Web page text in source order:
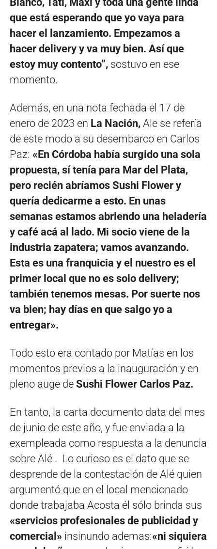
que está esperando que yo vaya para
hacer el lanzamiento. Empezamos a
hacer delivery y va muy bien. Así que
estoy muy contento”, sostuvo en ese
momento.
Además, en una nota fechada el 17 de
enero de 2023 en La Nación, Ale se refería
de este modo a su desembarco en Carlos
Paz: «En Córdoba había surgido una sola
propuesta, sí tenía para Mar del Plata,
pero recién abríamos Sushi Flower y
quería dedicarme a esto. En unas
semanas estamos abriendo una heladería
y café acá al lado. Mi socio viene de la
industria zapatera; vamos avanzando.
Esta es una franquicia y el nuestro es el
primer local que no es solo delivery;
también tenemos mesas. Por suerte nos
va bien; hay días en que salgo yo a
entregar».
Todo esto era contado por Matías en los
momentos previos a la inauguración y en
pleno auge de Sushi Flower Carlos Paz.
En tanto, la carta documento data del mes
de junio de este año, y fue enviada a la
exempleada como respuesta a la denuncia
sobre Alé . Lo curioso es el dato que se
desprende de la contestación de Alé quien
argumentó que en el local mencionado
donde trabajaba Acosta él sólo brinda sus
«servicios profesionales de publicidad y
comercial» insinundo ademas:«ni siquiera